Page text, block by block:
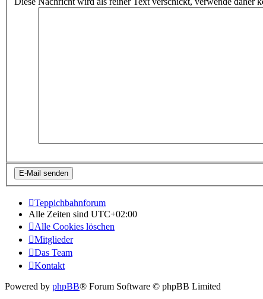
Teppichbahnforum
Alle Zeiten sind UTC+02:00
Alle Cookies löschen
Mitglieder
Das Team
Kontakt
Powered by phpBB® Forum Software © phpBB Limited